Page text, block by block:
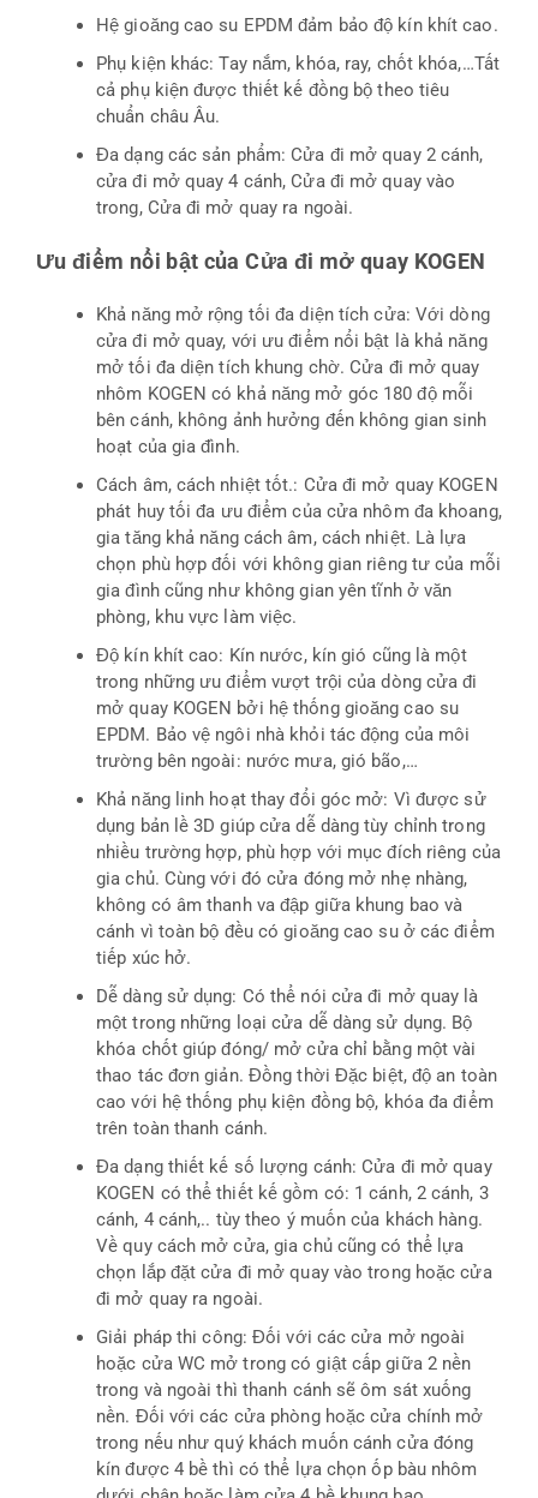
Hệ gioăng cao su EPDM đảm bảo độ kín khít cao.
Phụ kiện khác: Tay nắm, khóa, ray, chốt khóa,…Tất
cả phụ kiện được thiết kế đồng bộ theo tiêu
chuẩn châu Âu.
Đa dạng các sản phẩm: Cửa đi mở quay 2 cánh,
cửa đi mở quay 4 cánh, Cửa đi mở quay vào
trong, Cửa đi mở quay ra ngoài.
Ưu điểm nổi bật của Cửa đi mở quay KOGEN
Khả năng mở rộng tối đa diện tích cửa: Với dòng
cửa đi mở quay, với ưu điểm nổi bật là khả năng
mở tối đa diện tích khung chờ. Cửa đi mở quay
nhôm KOGEN có khả năng mở góc 180 độ mỗi
bên cánh, không ảnh hưởng đến không gian sinh
hoạt của gia đình.
Cách âm, cách nhiệt tốt.: Cửa đi mở quay KOGEN
phát huy tối đa ưu điểm của cửa nhôm đa khoang,
gia tăng khả năng cách âm, cách nhiệt. Là lựa
chọn phù hợp đối với không gian riêng tư của mỗi
gia đình cũng như không gian yên tĩnh ở văn
phòng, khu vực làm việc.
Độ kín khít cao: Kín nước, kín gió cũng là một
trong những ưu điểm vượt trội của dòng cửa đi
mở quay KOGEN bởi hệ thống gioăng cao su
EPDM. Bảo vệ ngôi nhà khỏi tác động của môi
trường bên ngoài: nước mưa, gió bão,…
Khả năng linh hoạt thay đổi góc mở: Vì được sử
dụng bản lề 3D giúp cửa dễ dàng tùy chỉnh trong
nhiều trường hợp, phù hợp với mục đích riêng của
gia chủ. Cùng với đó cửa đóng mở nhẹ nhàng,
không có âm thanh va đập giữa khung bao và
cánh vì toàn bộ đều có gioăng cao su ở các điểm
tiếp xúc hở.
Dễ dàng sử dụng: Có thể nói cửa đi mở quay là
một trong những loại cửa dễ dàng sử dụng. Bộ
khóa chốt giúp đóng/ mở cửa chỉ bằng một vài
thao tác đơn giản. Đồng thời Đặc biệt, độ an toàn
cao với hệ thống phụ kiện đồng bộ, khóa đa điểm
trên toàn thanh cánh.
Đa dạng thiết kế số lượng cánh: Cửa đi mở quay
KOGEN có thể thiết kế gồm có: 1 cánh, 2 cánh, 3
cánh, 4 cánh,.. tùy theo ý muốn của khách hàng.
Về quy cách mở cửa, gia chủ cũng có thể lựa
chọn lắp đặt cửa đi mở quay vào trong hoặc cửa
đi mở quay ra ngoài.
Giải pháp thi công: Đối với các cửa mở ngoài
hoặc cửa WC mở trong có giật cấp giữa 2 nền
trong và ngoài thì thanh cánh sẽ ôm sát xuống
nền. Đối với các cửa phòng hoặc cửa chính mở
trong nếu như quý khách muốn cánh cửa đóng
kín được 4 bề thì có thể lựa chọn ốp bàu nhôm